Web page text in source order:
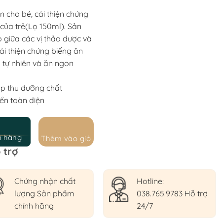
cho bé, cải thiện chứng
trẻ(Lọ 150ml). Sản
các vị thảo dược và
thiện chứng biếng ăn
nhiên và ăn ngon
thu dưỡng chất
toàn diện
hàng Thêm vào giỏ
trợ
Chứng nhận chất
lượng Sản phẩm
chính hãng
Hotline:
038.765.9783 Hỗ trợ
24/7